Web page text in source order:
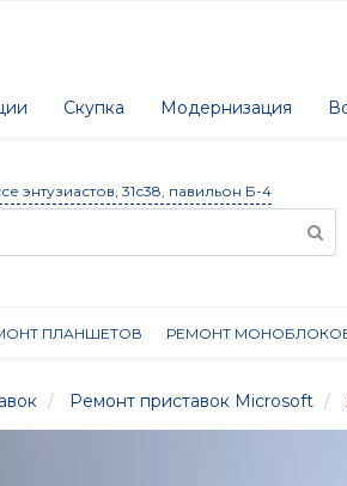
Скупка Модернизация
энтузиастов, 31с38, павильон Б-4
ПЛАНШЕТОВ РЕМОНТ
Ремонт приставок Microsoft